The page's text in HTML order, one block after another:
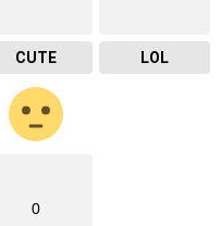
CUTE LOL
0